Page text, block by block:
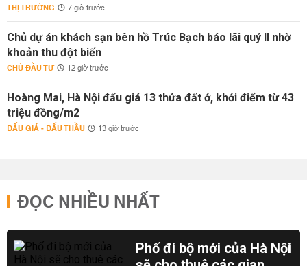
THỊ TRƯỜNG 7 giờ trước
Chủ dự án khách sạn bên hồ Trúc Bạch báo lãi quý II nhờ
khoản thu đột biến
CHỦ ĐẦU TƯ 12 giờ trước
Hoàng Mai, Hà Nội đấu giá 13 thửa đất ở, khởi điểm từ 43
triệu đồng/m2
ĐẤU GIÁ - ĐẤU THẦU 13 giờ trước
ĐỌC NHIỀU NHẤT
Phố đi bộ mới của Hà Nội